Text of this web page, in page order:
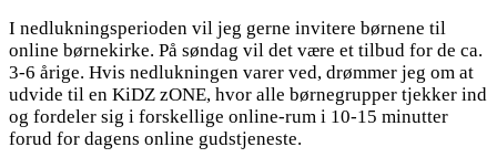
I nedlukningsperioden vil jeg gerne invitere børnene til
online børnekirke. På søndag vil det være et tilbud for de ca.
3-6 årige. Hvis nedlukningen varer ved, drømmer jeg om at
udvide til en KiDZ zONE, hvor alle børnegrupper tjekker ind
og fordeler sig i forskellige online-rum i 10-15 minutter
forud for dagens online gudstjeneste.